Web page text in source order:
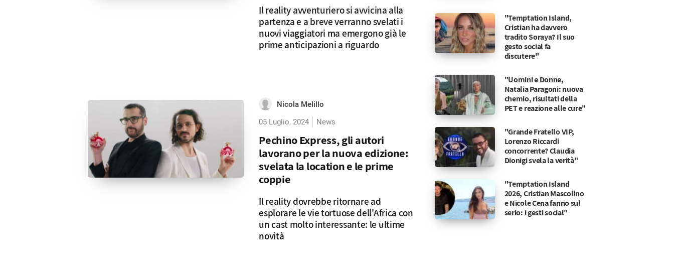
Il reality avventuriero si avvicina alla
partenza e a breve verranno svelati i
nuovi viaggiatori ma emergono già le
prime anticipazioni a riguardo
Nicola Melillo
05 Luglio, 2024
News
Pechino Express, gli autori
lavorano per la nuova edizione:
svelata la location e le prime
coppie
Il reality dovrebbe ritornare ad
esplorare le vie tortuose dell'Africa con
un cast molto interessante: le ultime
novità
"Temptation Island,
Cristian ha davvero
tradito Soraya? Il suo
gesto social fa
discutere"
"Uomini e Donne,
Natalia Paragoni: nuova
chemio, risultati della
PET e reazione alle cure"
"Grande Fratello VIP,
Lorenzo Riccardi
concorrente? Claudia
Dionigi svela la verità"
"Temptation Island
2026, Cristian Mascolino
e Nicole Cena fanno sul
serio: i gesti social"